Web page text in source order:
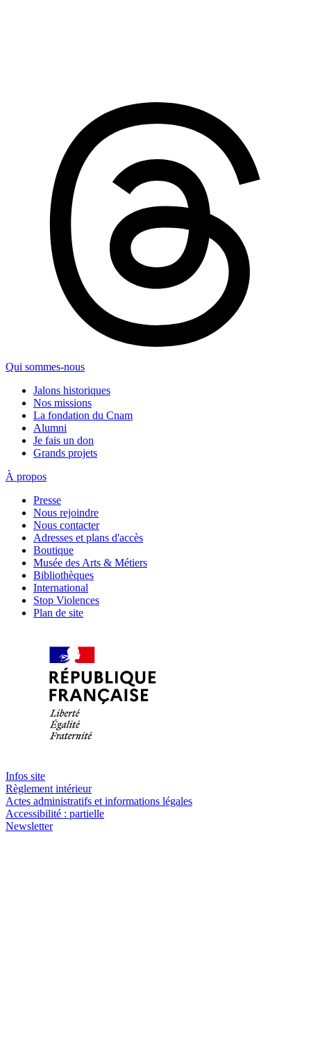
Qui sommes-nous
Jalons historiques
Nos missions
La fondation du Cnam
Alumni
Je fais un don
Grands projets
À propos
Presse
Nous rejoindre
Nous contacter
Adresses et plans d'accès
Boutique
Musée des Arts & Métiers
Bibliothèques
International
Stop Violences
Plan de site
Infos site
Règlement intérieur
Actes administratifs et informations légales
Accessibilité : partielle
Newsletter